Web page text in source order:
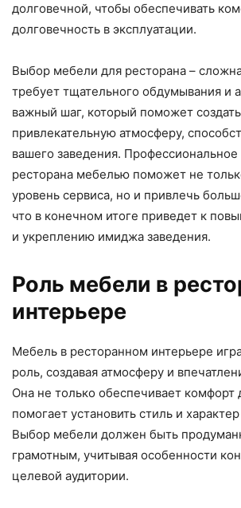
долговечной, чтобы обеспечивать
долговечность в эксплуатации.
Выбор мебели для ресторана –
требует тщательного обдумывания и
важный шаг, который поможет
привлекательную атмосферу,
вашего заведения.
ресторана мебелью поможет не
уровень сервиса, но и привлечь
что в конечном итоге приведет к
и укреплению имиджа заведения.
Роль мебели в
интерьере
Мебель в ресторанном интерьере
роль, создавая атмосферу и
Она не только обеспечивает комфорт
помогает установить стиль и
Выбор мебели должен быть
грамотным, учитывая особенности
целевой аудитории.